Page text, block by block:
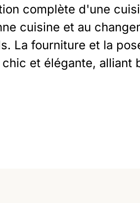
complète d'une
cuisine et au
La fourniture et la
et élégante, alliant